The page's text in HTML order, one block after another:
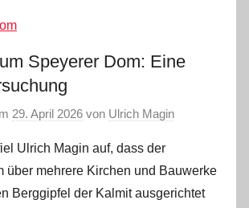
Speyerer Dom: Eine
29. April 2026 von Ulrich Magin
Ulrich Magin auf, dass der
über mehrere Kirchen und Bauwerke
Berggipfel der Kalmit ausgerichtet